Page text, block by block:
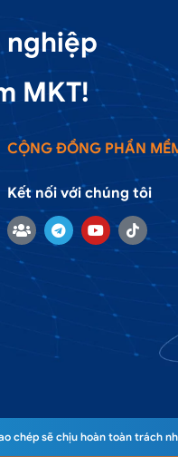
nghiệp
MKT!
CỘNG ĐỒNG PHẦN
Kết nối với chúng tôi
chép sẽ chịu hoàn toàn trách